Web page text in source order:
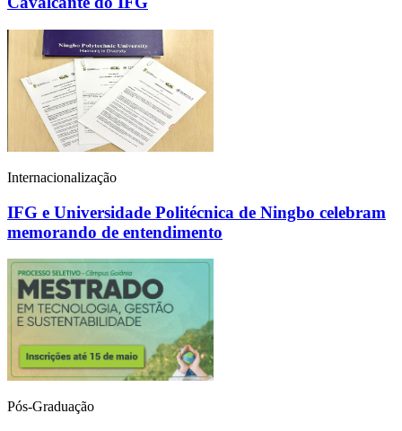
Internacionalização
IFG e Universidade Politécnica de Ningbo celebram
memorando de entendimento
Pós-Graduação